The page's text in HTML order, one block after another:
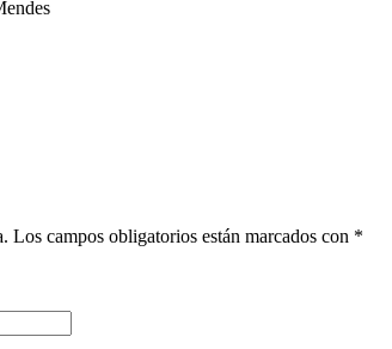
Los campos obligatorios están marcados con *